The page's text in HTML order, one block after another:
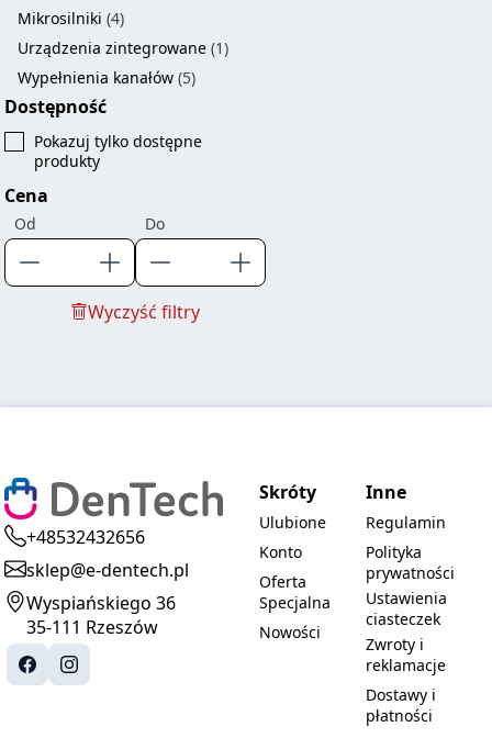
Mikrosilniki (4)
Urządzenia zintegrowane (1)
Wypełnienia kanałów (5)
Dostępność
Pokazuj tylko dostępne
produkty
Cena
Od Do
Wyczyść filtry
+48532432656
sklep@e-dentech.pl
Wyspiańskiego 36
35-111 Rzeszów
Skróty
Ulubione
Konto
Oferta
Specjalna
Nowości
Inne
Regulamin
Polityka
prywatności
Ustawienia
ciasteczek
Zwroty i
reklamacje
Dostawy i
płatności